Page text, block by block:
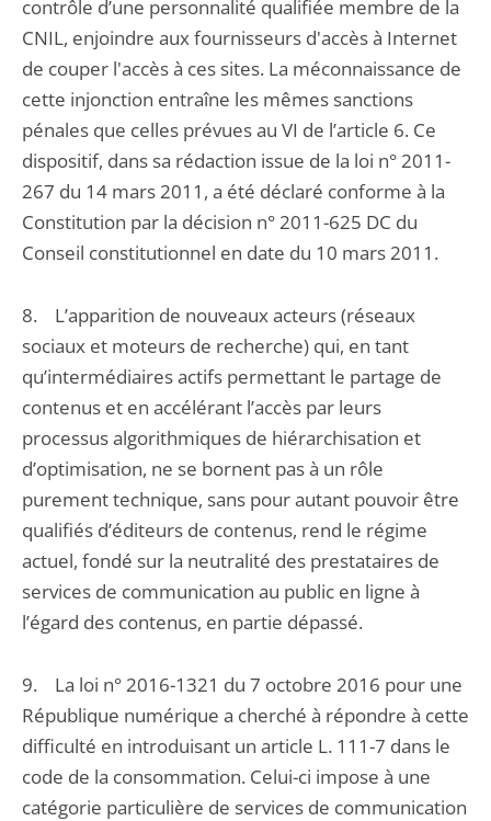
contrôle d’une personnalité qualifiée membre de la
CNIL, enjoindre aux fournisseurs d'accès à Internet
de couper l'accès à ces sites. La méconnaissance de
cette injonction entraîne les mêmes sanctions
pénales que celles prévues au VI de l’article 6. Ce
dispositif, dans sa rédaction issue de la loi n° 2011-
267 du 14 mars 2011, a été déclaré conforme à la
Constitution par la décision n° 2011-625 DC du
Conseil constitutionnel en date du 10 mars 2011.
8. L’apparition de nouveaux acteurs (réseaux
sociaux et moteurs de recherche) qui, en tant
qu’intermédiaires actifs permettant le partage de
contenus et en accélérant l’accès par leurs
processus algorithmiques de hiérarchisation et
d’optimisation, ne se bornent pas à un rôle
purement technique, sans pour autant pouvoir être
qualifiés d’éditeurs de contenus, rend le régime
actuel, fondé sur la neutralité des prestataires de
services de communication au public en ligne à
l’égard des contenus, en partie dépassé.
9. La loi n° 2016-1321 du 7 octobre 2016 pour une
République numérique a cherché à répondre à cette
difficulté en introduisant un article L. 111-7 dans le
code de la consommation. Celui-ci impose à une
catégorie particulière de services de communication